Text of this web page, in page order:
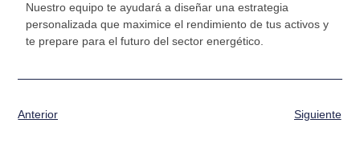
Nuestro equipo te ayudará a diseñar una estrategia
personalizada que maximice el rendimiento de tus activos y
te prepare para el futuro del sector energético.
Anterior Siguiente